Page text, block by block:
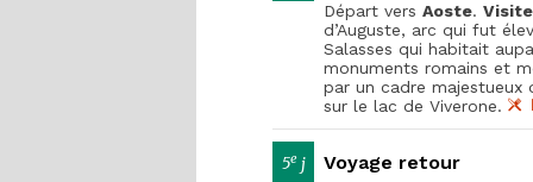
Départ vers Aoste.
d’Auguste, arc qui fut
Salasses qui habitait
monuments romains et
par un cadre majestueux
sur le lac de Viverone.
5e j Voyage retour